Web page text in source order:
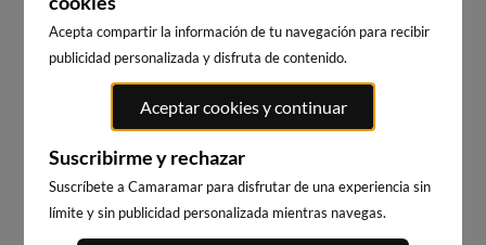
WEBCAMS CERCANAS
Acepta compartir la información de tu navegación para recibir
publicidad personalizada y disfruta de contenido.
Aceptar cookies y continuar
Suscribirme y rechazar
Suscríbete a Camaramar para disfrutar de una experiencia sin
límite y sin publicidad personalizada mientras navegas.